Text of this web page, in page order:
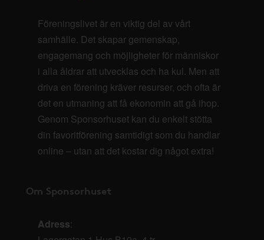
Föreningslivet är en viktig del av vårt
samhälle. Det skapar gemenskap,
engagemang och möjligheter för människor
i alla åldrar att utvecklas och ha kul. Men att
driva en förening kräver resurser, och ofta är
det en utmaning att få ekonomin att gå ihop.
Genom Sponsorhuset kan du enkelt stötta
din favoritförening samtidigt som du handlar
online – utan att det kostar dig något extra!
Om Sponsorhuset
Adress: